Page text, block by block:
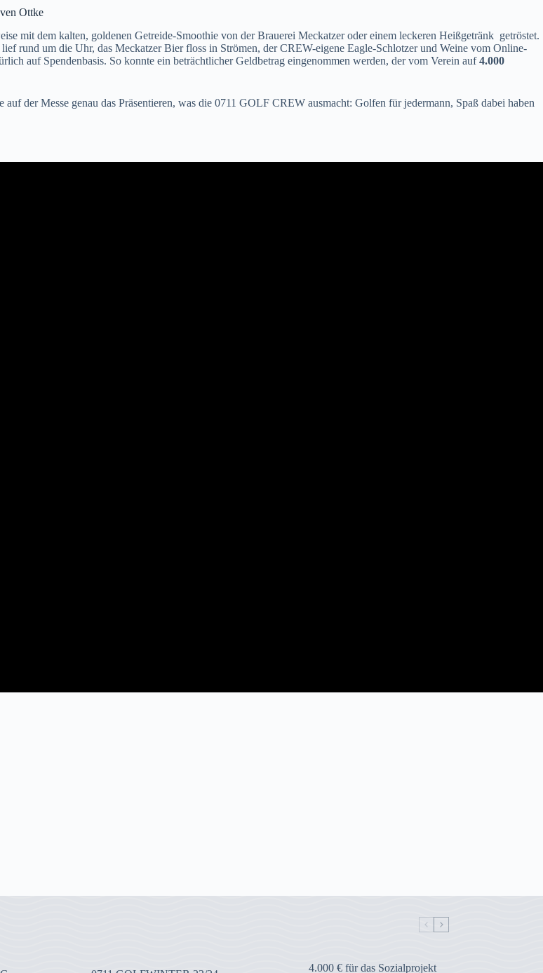
Ottke
mit dem kalten, goldenen Getreide-Smoothie von der Brauerei Meckatzer oder einem leckeren Heißgetränk getröstet.
rund um die Uhr, das Meckatzer Bier floss in Strömen, der CREW-eigene Eagle-Schlotzer und Weine vom Online-
auf Spendenbasis. So konnte ein beträchtlicher Geldbetrag eingenommen werden, der vom Verein auf4.000
der Messe genau das Präsentieren, was die 0711 GOLF CREW ausmacht: Golfen für jedermann, Spaß dabei haben
4.000 € für das Sozialprojekt